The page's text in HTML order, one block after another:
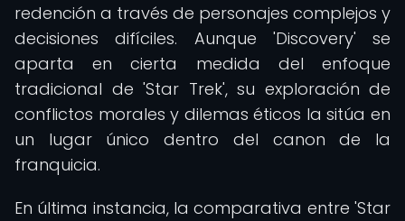
redención a través de personajes complejos y
decisiones difíciles. Aunque 'Discovery' se
aparta en cierta medida del enfoque
tradicional de 'Star Trek', su exploración de
conflictos morales y dilemas éticos la sitúa en
un lugar único dentro del canon de la
franquicia.
En última instancia, la comparativa entre 'Star